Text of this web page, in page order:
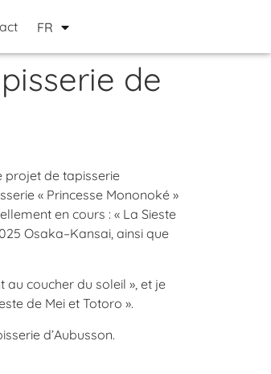
FR
JP
de
projet de tapisserie
« Princesse Mononoké »
en cours : « La Sieste
Osaka–Kansai, ainsi que
coucher du soleil », et je
de Mei et Totoro ».
d’Aubusson.